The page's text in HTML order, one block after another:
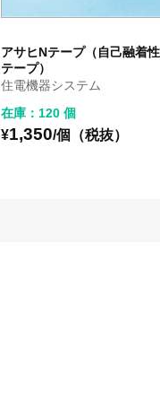
アサヒNテープ（自己融着
テープ）
住電機器システム
在庫：120 個
¥1,350/個（税抜）